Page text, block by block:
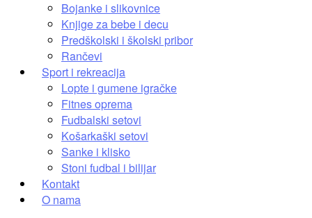
Bojanke i slikovnice
Knjige za bebe i decu
Predškolski i školski pribor
Rančevi
Sport i rekreacija
Lopte i gumene igračke
Fitnes oprema
Fudbalski setovi
Košarkaški setovi
Sanke i klisko
Stoni fudbal i bilijar
Kontakt
O nama